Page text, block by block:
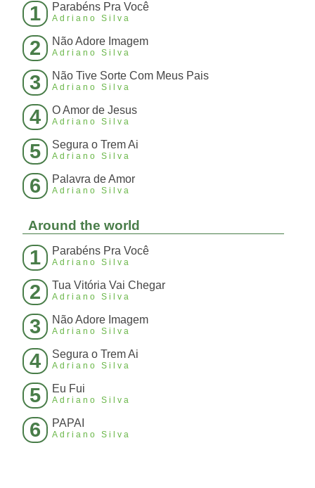
1 Parabéns Pra Você
Adriano Silva
2 Não Adore Imagem
Adriano Silva
3 Não Tive Sorte Com Meus Pais
Adriano Silva
4 O Amor de Jesus
Adriano Silva
5 Segura o Trem Ai
Adriano Silva
6 Palavra de Amor
Adriano Silva
Around the world
1 Parabéns Pra Você
Adriano Silva
2 Tua Vitória Vai Chegar
Adriano Silva
3 Não Adore Imagem
Adriano Silva
4 Segura o Trem Ai
Adriano Silva
5 Eu Fui
Adriano Silva
6 PAPAI
Adriano Silva